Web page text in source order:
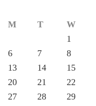
M T W
1
6
7 8
13
14 15
20
21 22
27
28 29